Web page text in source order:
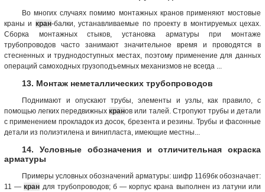
Во многих случаях помимо монтажных кранов применяют мостовые
краны и кран-балки, устанавливаемые по проекту в монтируемых цехах.
Сборка монтажных стыков, установка арматуры при монтаже
трубопроводов часто занимают значительное время и проводятся в
стесненных и труднодоступных местах, поэтому применение для данных
операций самоходных грузоподъемных механизмов не всегда ...
13. Монтаж неметаллических трубопроводов
Поднимают и опускают трубы, элементы и узлы, как правило, с
помощью легких передвижныхкранов или талей. Стропуют трубы и детали
с применением прокладок из досок, брезента и резины. Трубы и фасонные
детали из полиэтилена и винипласта, имеющие местны...
14. Условные обозначения и отличительная окраска
арматуры
Примеры условных обозначений арматуры: шифр 11б9бк обозначает:
11 —кран для трубопроводов; б — корпус крана выполнен из латуни или